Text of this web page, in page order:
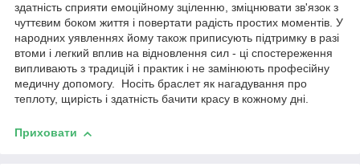
здатність сприяти емоційному зціленню, зміцнювати зв'язок з
чуттєвим боком життя і повертати радість простих моментів. У
народних уявленнях йому також приписують підтримку в разі
втоми і легкий вплив на відновлення сил - ці спостереження
випливають з традицій і практик і не замінюють професійну
медичну допомогу. Носіть браслет як нагадування про
теплоту, щирість і здатність бачити красу в кожному дні.
Приховати